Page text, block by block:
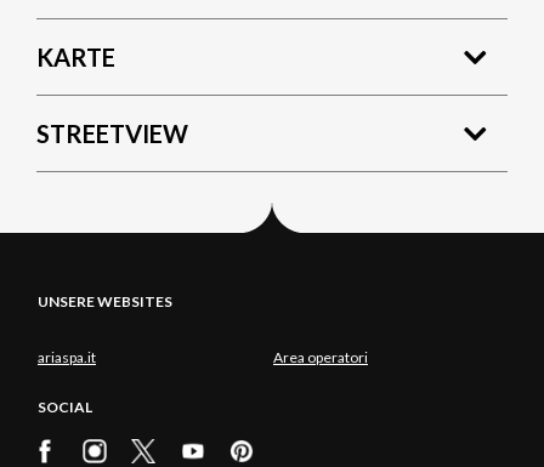
KARTE
STREETVIEW
UNSERE WEBSITES
ariaspa.it Area operatori
SOCIAL